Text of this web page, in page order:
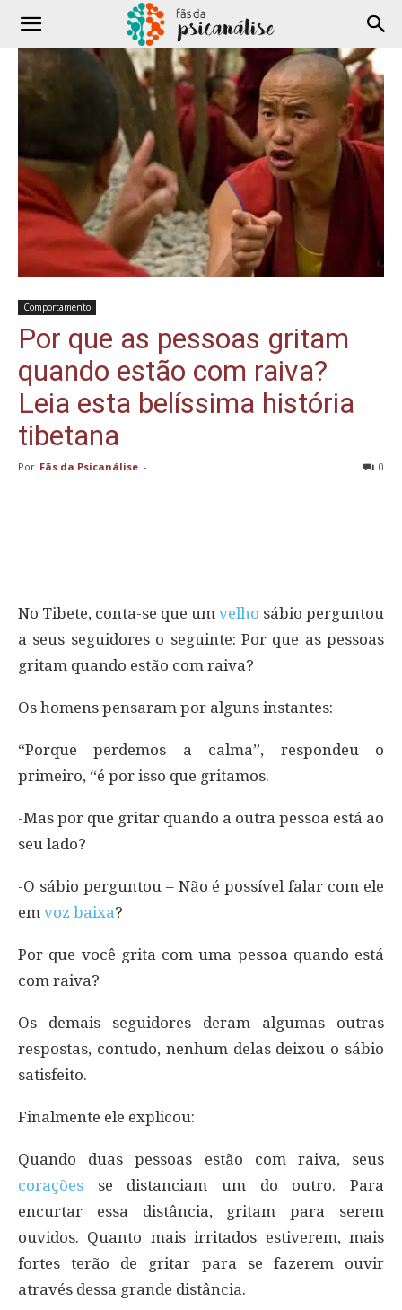
Comportamento
Por que as pessoas gritam
quando estão com raiva?
Leia esta belíssima história
tibetana
Por Fãs da Psicanálise - 0
No Tibete, conta-se que um velho sábio perguntou
a seus seguidores o seguinte: Por que as pessoas
gritam quando estão com raiva?
Os homens pensaram por alguns instantes:
“Porque perdemos a calma”, respondeu o
primeiro, “é por isso que gritamos.
-Mas por que gritar quando a outra pessoa está ao
seu lado?
-O sábio perguntou – Não é possível falar com ele
em voz baixa?
Por que você grita com uma pessoa quando está
com raiva?
Os demais seguidores deram algumas outras
respostas, contudo, nenhum delas deixou o sábio
satisfeito.
Finalmente ele explicou:
Quando duas pessoas estão com raiva, seus
corações se distanciam um do outro. Para
encurtar essa distância, gritam para serem
ouvidos. Quanto mais irritados estiverem, mais
fortes terão de gritar para se fazerem ouvir
através dessa grande distância.